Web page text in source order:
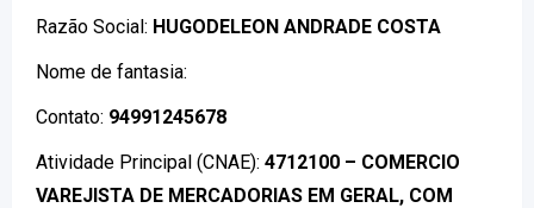
Razão Social: HUGODELEON ANDRADE COSTA
Nome de fantasia:
Contato: 94991245678
Atividade Principal (CNAE): 4712100 – COMERCIO
VAREJISTA DE MERCADORIAS EM GERAL, COM